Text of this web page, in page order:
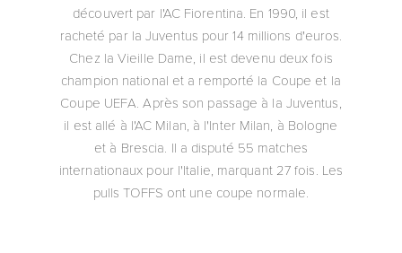
découvert par l'AC Fiorentina. En 1990, il est
racheté par la Juventus pour 14 millions d'euros.
Chez la Vieille Dame, il est devenu deux fois
champion national et a remporté la Coupe et la
Coupe UEFA. Après son passage à la Juventus,
il est allé à l'AC Milan, à l'Inter Milan, à Bologne
et à Brescia. Il a disputé 55 matches
internationaux pour l'Italie, marquant 27 fois. Les
pulls TOFFS ont une coupe normale.